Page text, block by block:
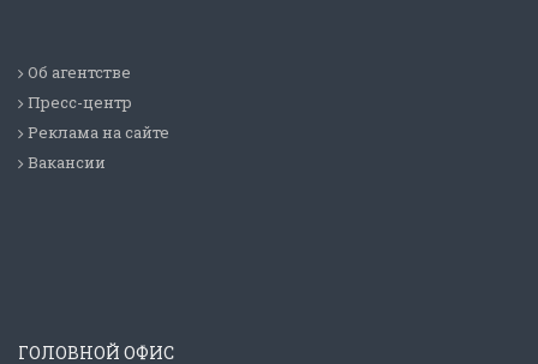
Об агентстве
Пресс-центр
Реклама на сайте
Вакансии
ГОЛОВНОЙ ОФИС